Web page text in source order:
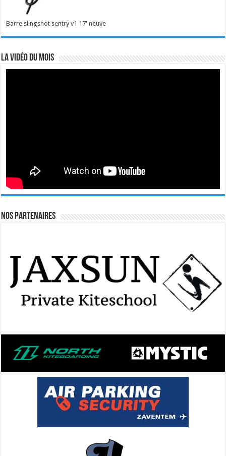
Barre slingshot sentry v1 17' neuve
La vidéo du mois
Nos Partenaires